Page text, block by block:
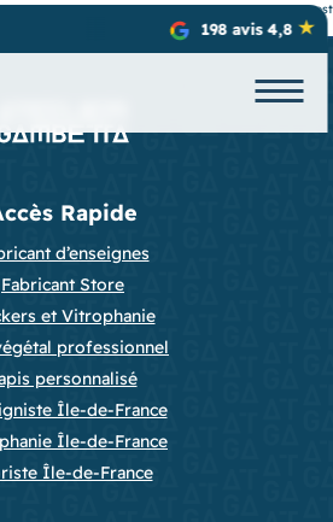
198 avis 4,8
contentpost contentpost contentpost contentpost
content
Rapide
d’enseignes
Fabricant Store
et Vitrophanie
professionnel
personnalisé
Île-de-France
Île-de-France
Île-de-France